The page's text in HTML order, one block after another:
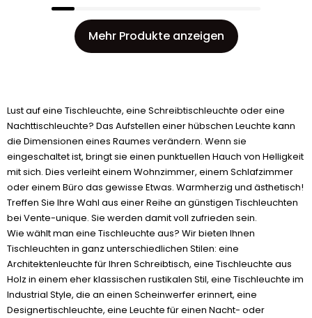
Mehr Produkte anzeigen
Lust auf eine Tischleuchte, eine Schreibtischleuchte oder eine
Nachttischleuchte? Das Aufstellen einer hübschen Leuchte kann
die Dimensionen eines Raumes verändern. Wenn sie
eingeschaltet ist, bringt sie einen punktuellen Hauch von Helligkeit
mit sich. Dies verleiht einem Wohnzimmer, einem Schlafzimmer
oder einem Büro das gewisse Etwas. Warmherzig und ästhetisch!
Treffen Sie Ihre Wahl aus einer Reihe an günstigen Tischleuchten
bei Vente-unique. Sie werden damit voll zufrieden sein.
Wie wählt man eine Tischleuchte aus? Wir bieten Ihnen
Tischleuchten in ganz unterschiedlichen Stilen: eine
Architektenleuchte für Ihren Schreibtisch, eine Tischleuchte aus
Holz in einem eher klassischen rustikalen Stil, eine Tischleuchte im
Industrial Style, die an einen Scheinwerfer erinnert, eine
Designertischleuchte, eine Leuchte für einen Nacht- oder